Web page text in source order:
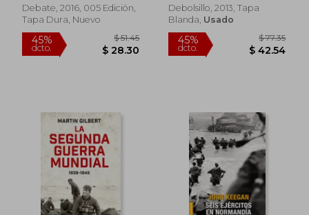
Debate, 2016, 005 Edición,
Tapa Dura, Nuevo
Debolsillo, 2013, Tapa
Blanda, Usado